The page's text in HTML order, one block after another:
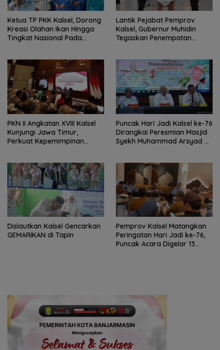
Ketua TP PKK Kalsel, Dorong
Kreasi Olahan Ikan Hingga
Tingkat Nasional Pada
Lantik Pejabat Pemprov
Kalsel, Gubernur Muhidin
Tegaskan Penempatan
PKN II Angkatan XVIII Kalsel
Kunjungi Jawa Timur,
Perkuat Kepemimpinan
Puncak Hari Jadi Kalsel ke-76
Dirangkai Peresmian Masjid
Syekh Muhammad Arsyad Al
Dislautkan Kalsel Gencarkan
GEMARIKAN di Tapin
Pemprov Kalsel Matangkan
Peringatan Hari Jadi ke-76,
Puncak Acara Digelar 13